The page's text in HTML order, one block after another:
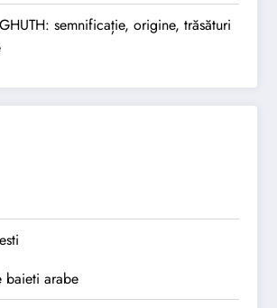
semnificație, origine, trăsături
baieti arabe